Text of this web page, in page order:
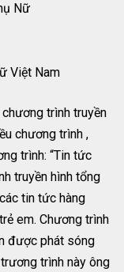
Nữ
Việt Nam
trình truyền
chương trình ,
trình: “Tin tức
truyền hình tổng
tin tức hàng
em. Chương trình
được phát sóng
trình này ông